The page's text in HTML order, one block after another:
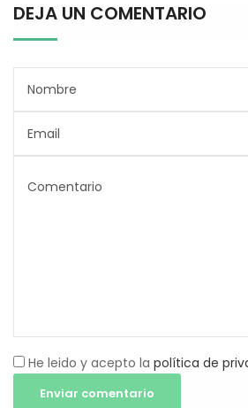
DEJA UN COMENTARIO
He leido y acepto la política de